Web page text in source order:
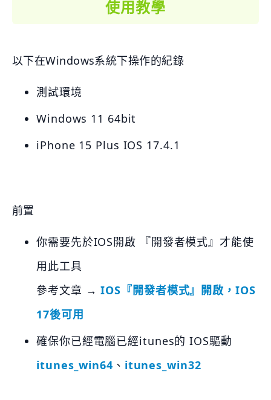
使用教學
以下在Windows系統下操作的紀錄
測試環境
Windows 11 64bit
iPhone 15 Plus IOS 17.4.1
前置
你需要先於IOS開啟 『開發者模式』才能使
用此工具
參考文章 →IOS『開發者模式』開啟，IOS
17後可用
確保你已經電腦已經itunes的 IOS驅動
itunes_win64 、 itunes_win32